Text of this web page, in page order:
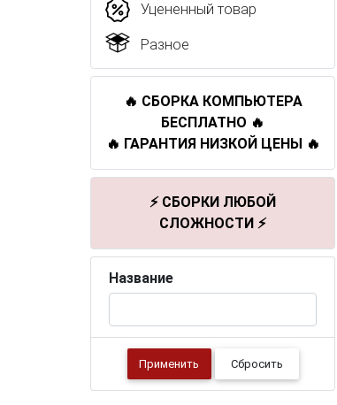
Уцененный товар
Разное
🔥 СБОРКА КОМПЬЮТЕРА
БЕСПЛАТНО 🔥
🔥 ГАРАНТИЯ НИЗКОЙ ЦЕНЫ 🔥
⚡ СБОРКИ ЛЮБОЙ
СЛОЖНОСТИ ⚡
Название
Применить Сбросить